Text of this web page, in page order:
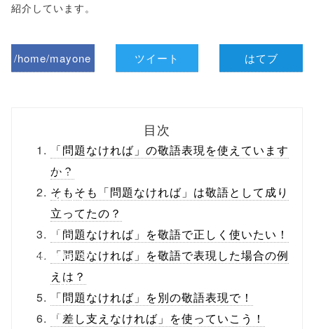
紹介しています。
/home/mayone
ml/wp-
content/themes
/tapbiz_theme/
parts/sns-
buttons.php on
line10
/1039881"
ツイート はてブ
目次
「問題なければ」の敬語表現を使えています
か？
そもそも「問題なければ」は敬語として成り
立ってたの？
「問題なければ」を敬語で正しく使いたい！
「問題なければ」を敬語で表現した場合の例
えは？
「問題なければ」を別の敬語表現で！
「差し支えなければ」を使っていこう！